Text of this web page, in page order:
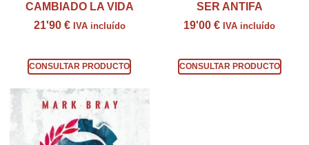
CAMBIADO LA VIDA
21'90 € IVA incluído
CONSULTAR PRODUCTO
SER ANTIFA
19'00€ IVA incluído
CONSULTAR PRODUCTO